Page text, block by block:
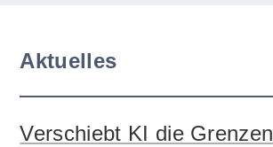
Aktuelles
Verschiebt KI die Grenzen